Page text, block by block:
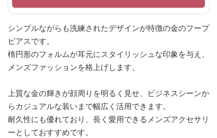
シンプルながらも洗練されたデザインが特徴の金のフープ
ピアスです。
楕円形のフォルムが耳元にスタイリッシュな印象を与え、
メンズファッションを格上げします。
上質な金の輝きが顔周りを明るく見せ、ビジネスシーンか
らカジュアルな装いまで幅広く活用できます。
耐久性にも優れており、長く愛用できるメンズアクセサリ
ーとしておすすめです。